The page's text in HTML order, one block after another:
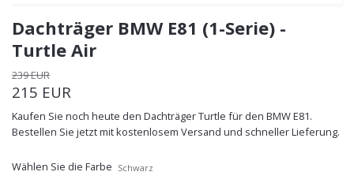
Dachträger BMW E81 (1-Serie) -
Turtle Air
239 EUR
215 EUR
Kaufen Sie noch heute den Dachträger Turtle für den BMW E81.
Bestellen Sie jetzt mit kostenlosem Versand und schneller Lieferung.
Wählen Sie die Farbe Schwarz